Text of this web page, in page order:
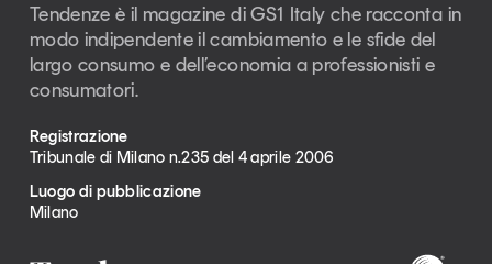
Tendenze è il magazine di GS1 Italy che racconta in
modo indipendente il cambiamento e le sfide del
largo consumo e dell’economia a professionisti e
consumatori.
Registrazione
Tribunale di Milano n.235 del 4 aprile 2006
Luogo di pubblicazione
Milano